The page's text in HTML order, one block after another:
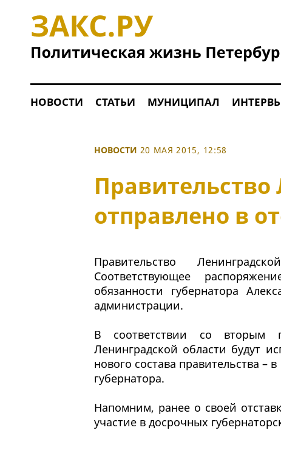
НОВОСТИ СТАТЬИ МУНИЦИПАЛ
НОВОСТИ 20 МАЯ 2015, 12:58
Правительство
отправлено в
Правительство
Соответствующее
обязанности губернатора
администрации.
В соответствии со вторым
Ленинградской области будут
нового состава правительства –
губернатора.
Напомним, ранее о своей
участие в досрочных